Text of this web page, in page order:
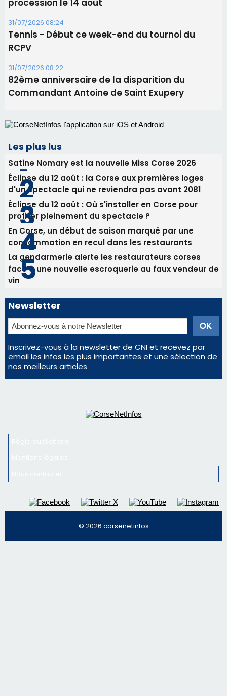
06/08/2026 15:25
Corte – L’association A Nuciola organise une
projection sous les étoiles
06/08/2026 15:04
Alata - Soirée Tango Argentin au stade de San
Benedetto
05/08/2026 09:53
procession le 14 août
31/07/2026 08:24
Tennis - Début ce week-end du tournoi du
RCPV
31/07/2026 08:22
82ème anniversaire de la disparition du
Commandant Antoine de Saint Exupery
Les plus lus
Satine Nomary est la nouvelle Miss Corse 2026
Éclipse du 12 août : la Corse aux premières loges
d'un spectacle qui ne reviendra pas avant 2081
Éclipse du 12 août : Où s'installer en Corse pour
profiter pleinement du spectacle ?
En Corse, un début de saison marqué par une
consommation en recul dans les restaurants
nos meilleurs articles